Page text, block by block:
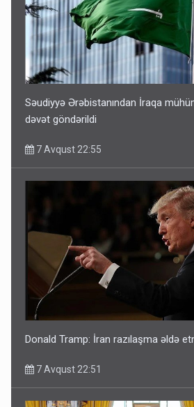
Səudiyyə Ərəbistanından İraqa
dəvət göndərildi
7 Avqust 22:55
Donald Tramp: İran razılaşma əldə
7 Avqust 22:51